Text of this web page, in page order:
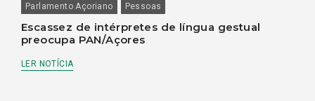
Parlamento Açoriano
Pessoas
Escassez de intérpretes de língua gestual
preocupa PAN/Açores
LER NOTÍCIA